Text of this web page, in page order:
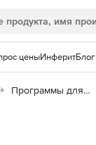
ценыИнферитБлог
Программы для защиты информации